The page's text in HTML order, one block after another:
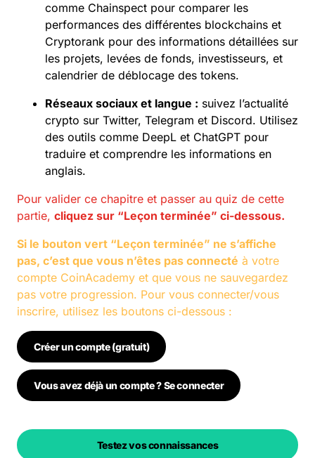
comme Chainspect pour comparer les
performances des différentes blockchains et
Cryptorank pour des informations détaillées sur
les projets, levées de fonds, investisseurs, et
calendrier de déblocage des tokens.
Réseaux sociaux et langue : suivez l’actualité
crypto sur Twitter, Telegram et Discord. Utilisez
des outils comme DeepL et ChatGPT pour
traduire et comprendre les informations en
anglais.
Pour valider ce chapitre et passer au quiz de cette
partie, cliquez sur “Leçon terminée” ci-dessous.
Si le bouton vert “Leçon terminée” ne s’affiche
pas, c’est que vous n’êtes pas connecté à votre
compte CoinAcademy et que vous ne sauvegardez
pas votre progression. Pour vous connecter/vous
inscrire, utilisez les boutons ci-dessous :
Créer un compte (gratuit)
Vous avez déjà un compte ? Se connecter
Testez vos connaissances